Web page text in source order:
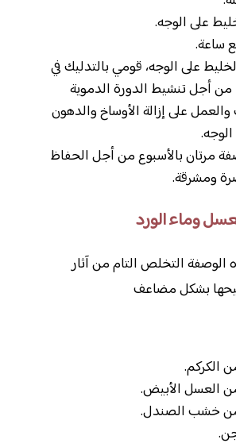
على الوجه.
ساعة.
على الوجه، قومي بالتدليك في
من أجل تنشيط الدورة الدموية
على إزالة الأوساخ والدهون
مرتان بالأسبوع من أجل الحفاظ
ومشرقة.
وماء الورد
التخلص التام من آثار
بشكل مضاعف
الكركم.
العسل الأبيض.
خشب الصندل.